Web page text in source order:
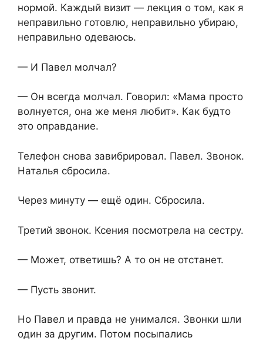
нормой. Каждый визит — лекция о том, как я
неправильно готовлю, неправильно убираю,
неправильно одеваюсь.
— И Павел молчал?
— Он всегда молчал. Говорил: «Мама просто
волнуется, она же меня любит». Как будто
это оправдание.
Телефон снова завибрировал. Павел. Звонок.
Наталья сбросила.
Через минуту — ещё один. Сбросила.
Третий звонок. Ксения посмотрела на сестру.
— Может, ответишь? А то он не отстанет.
— Пусть звонит.
Но Павел и правда не унимался. Звонки шли
один за другим. Потом посыпались